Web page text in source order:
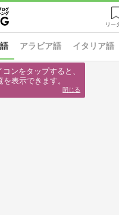
リー
アラビア語 イタリア語
コンをタップすると、
表示できます。
閉じる